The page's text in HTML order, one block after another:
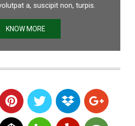
a, suscipit non, turpis.
KNOW MORE